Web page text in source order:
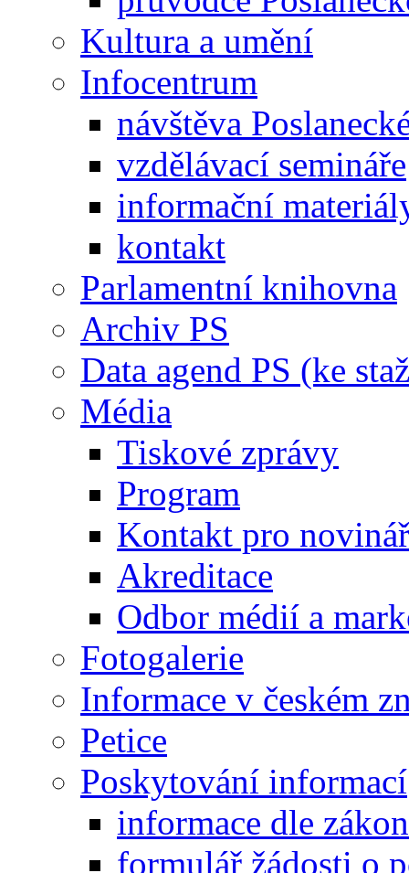
Kultura a umění
Infocentrum
návštěva
vzdělávací semináře
informační
kontakt
Parlamentní knihovna
Archiv PS
Data agend PS (ke
Média
Tiskové zprávy
Program
Kontakt pro
Akreditace
Odbor médií a
Fotogalerie
Informace v českém
Petice
Poskytování informací
informace dle
formulář žádosti o